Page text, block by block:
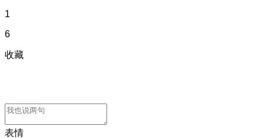
1
6
收藏
表情